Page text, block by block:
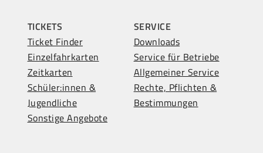
TICKETS
Ticket Finder
Einzelfahrkarten
Zeitkarten
Schüler:innen &
Jugendliche
Sonstige Angebote
SERVICE
Downloads
Service für Betriebe
Allgemeiner Service
Rechte, Pflichten &
Bestimmungen